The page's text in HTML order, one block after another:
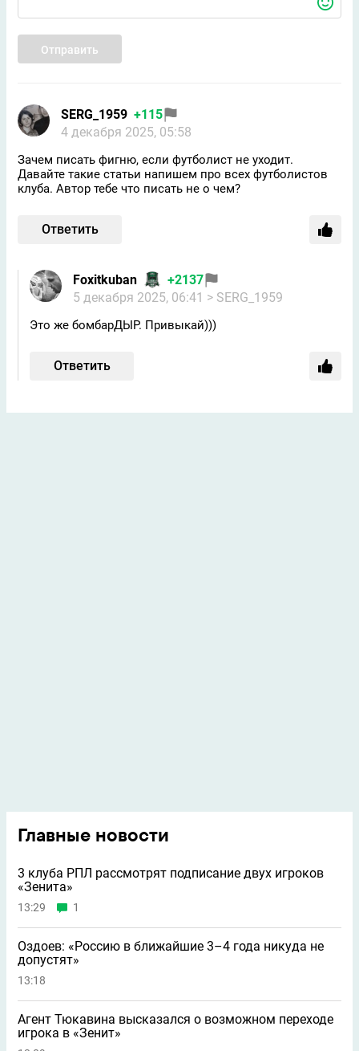
Отправить
SERG_1959 +115
4 декабря 2025, 05:58
Зачем писать фигню, если футболист не уходит.
Давайте такие статьи напишем про всех футболистов
клуба. Автор тебе что писать не о чем?
Ответить
Foxitkuban
+2137
5 декабря 2025, 06:41 > SERG_1959
Это же бомбарДЫР. Привыкай)))
Ответить
Главные новости
3 клуба РПЛ рассмотрят подписание двух игроков
«Зенита»
13:29 1
Оздоев: «Россию в ближайшие 3–4 года никуда не
допустят»
13:18
Агент Тюкавина высказался о возможном переходе
игрока в «Зенит»